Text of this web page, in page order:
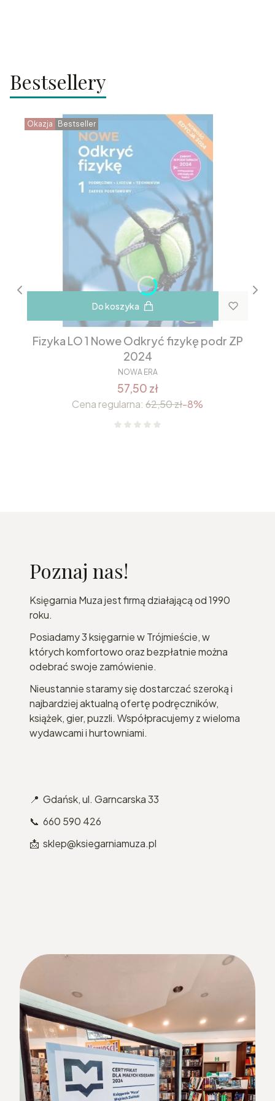
Bestsellery
Okazja Bestseller
Do koszyka
Fizyka LO 1 Nowe Odkryć fizykę podr ZP
2024
NOWA ERA
57,50 zł
Cena regularna: 62,50 zł-8%
Poznaj nas!
Księgarnia Muza jest firmą działającą od 1990
roku.
Posiadamy 3 księgarnie w Trójmieście, w
których komfortowo oraz bezpłatnie można
odebrać swoje zamówienie.
Nieustannie staramy się dostarczać szeroką i
najbardziej aktualną ofertę podręczników,
książek, gier, puzzli. Współpracujemy z wieloma
wydawcami i hurtowniami.
📍 Gdańsk, ul. Garncarska 33
📞 660 590 426
📩 sklep@ksiegarniamuza.pl